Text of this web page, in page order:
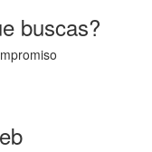
buscas?